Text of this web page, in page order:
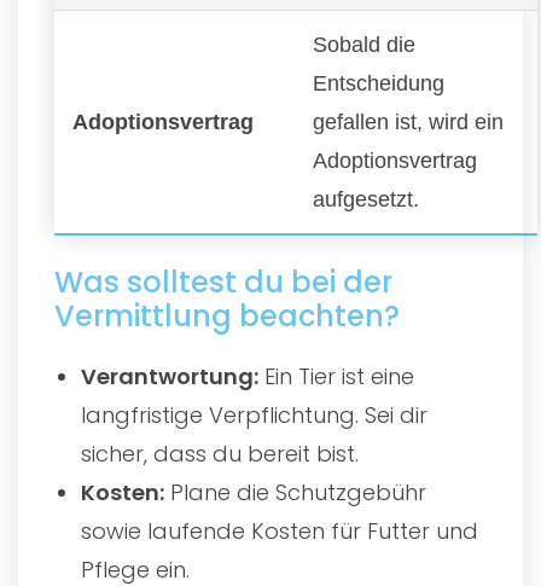
Adoptionsvertrag
Sobald die
Entscheidung
gefallen ist, wird ein
Adoptionsvertrag
aufgesetzt.
Was solltest du bei der
Vermittlung beachten?
Verantwortung: Ein Tier ist eine
langfristige Verpflichtung. Sei dir
sicher, dass du bereit bist.
Kosten: Plane die Schutzgebühr
sowie laufende Kosten für Futter und
Pflege ein.